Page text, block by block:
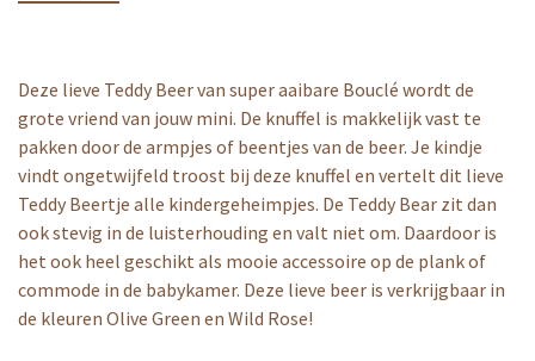
Deze lieve Teddy Beer van super aaibare Bouclé wordt de
grote vriend van jouw mini. De knuffel is makkelijk vast te
pakken door de armpjes of beentjes van de beer. Je kindje
vindt ongetwijfeld troost bij deze knuffel en vertelt dit lieve
Teddy Beertje alle kindergeheimpjes. De Teddy Bear zit dan
ook stevig in de luisterhouding en valt niet om. Daardoor is
het ook heel geschikt als mooie accessoire op de plank of
commode in de babykamer. Deze lieve beer is verkrijgbaar in
de kleuren Olive Green en Wild Rose!